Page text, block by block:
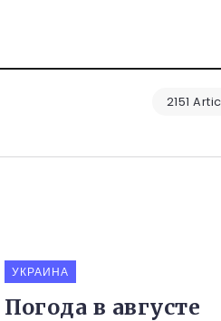
2151
УКРАИНА
Погода в августе